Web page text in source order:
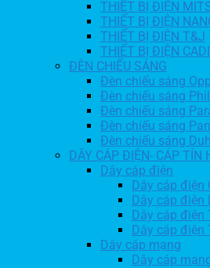
THIẾT BỊ ĐIỆN
THIẾT BỊ ĐIỆN
THIẾT BỊ ĐIỆN T&J
THIẾT BỊ ĐIỆN
ĐÈN CHIẾU SÁNG
Đèn chiếu sáng
Đèn chiếu sáng
Đèn chiếu sáng
Đèn chiếu sáng
Đèn chiếu sáng
DÂY CÁP ĐIỆN- CÁP TÍN
Dây cáp điện
Dây cáp điện
Dây cáp điện
Dây cáp điện
Dây cáp điện
Dây cáp mạng
Dây cáp